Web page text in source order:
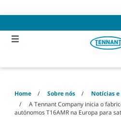
to
to
menu
Home Sobre nós
Notícias
A Tennant Company inicia o
autónomos T16AMR na Europa para